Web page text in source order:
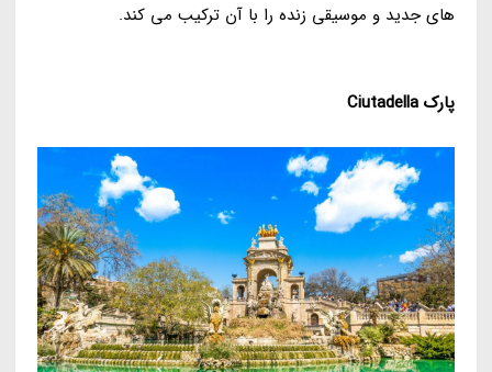
های جدید و موسیقی زنده را با آن ترکیب می کند.
پارکCiutadella